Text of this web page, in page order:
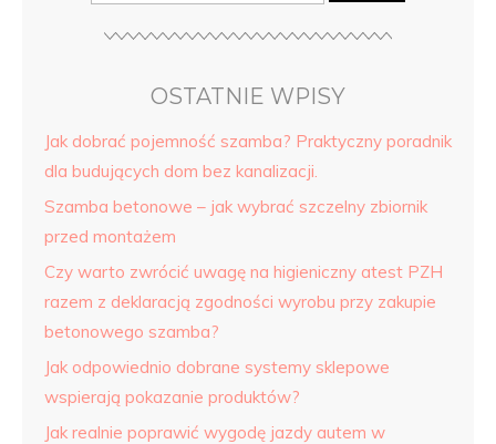
OSTATNIE WPISY
Jak dobrać pojemność szamba? Praktyczny poradnik
dla budujących dom bez kanalizacji.
Szamba betonowe – jak wybrać szczelny zbiornik
przed montażem
Czy warto zwrócić uwagę na higieniczny atest PZH
razem z deklaracją zgodności wyrobu przy zakupie
betonowego szamba?
Jak odpowiednio dobrane systemy sklepowe
wspierają pokazanie produktów?
Jak realnie poprawić wygodę jazdy autem w